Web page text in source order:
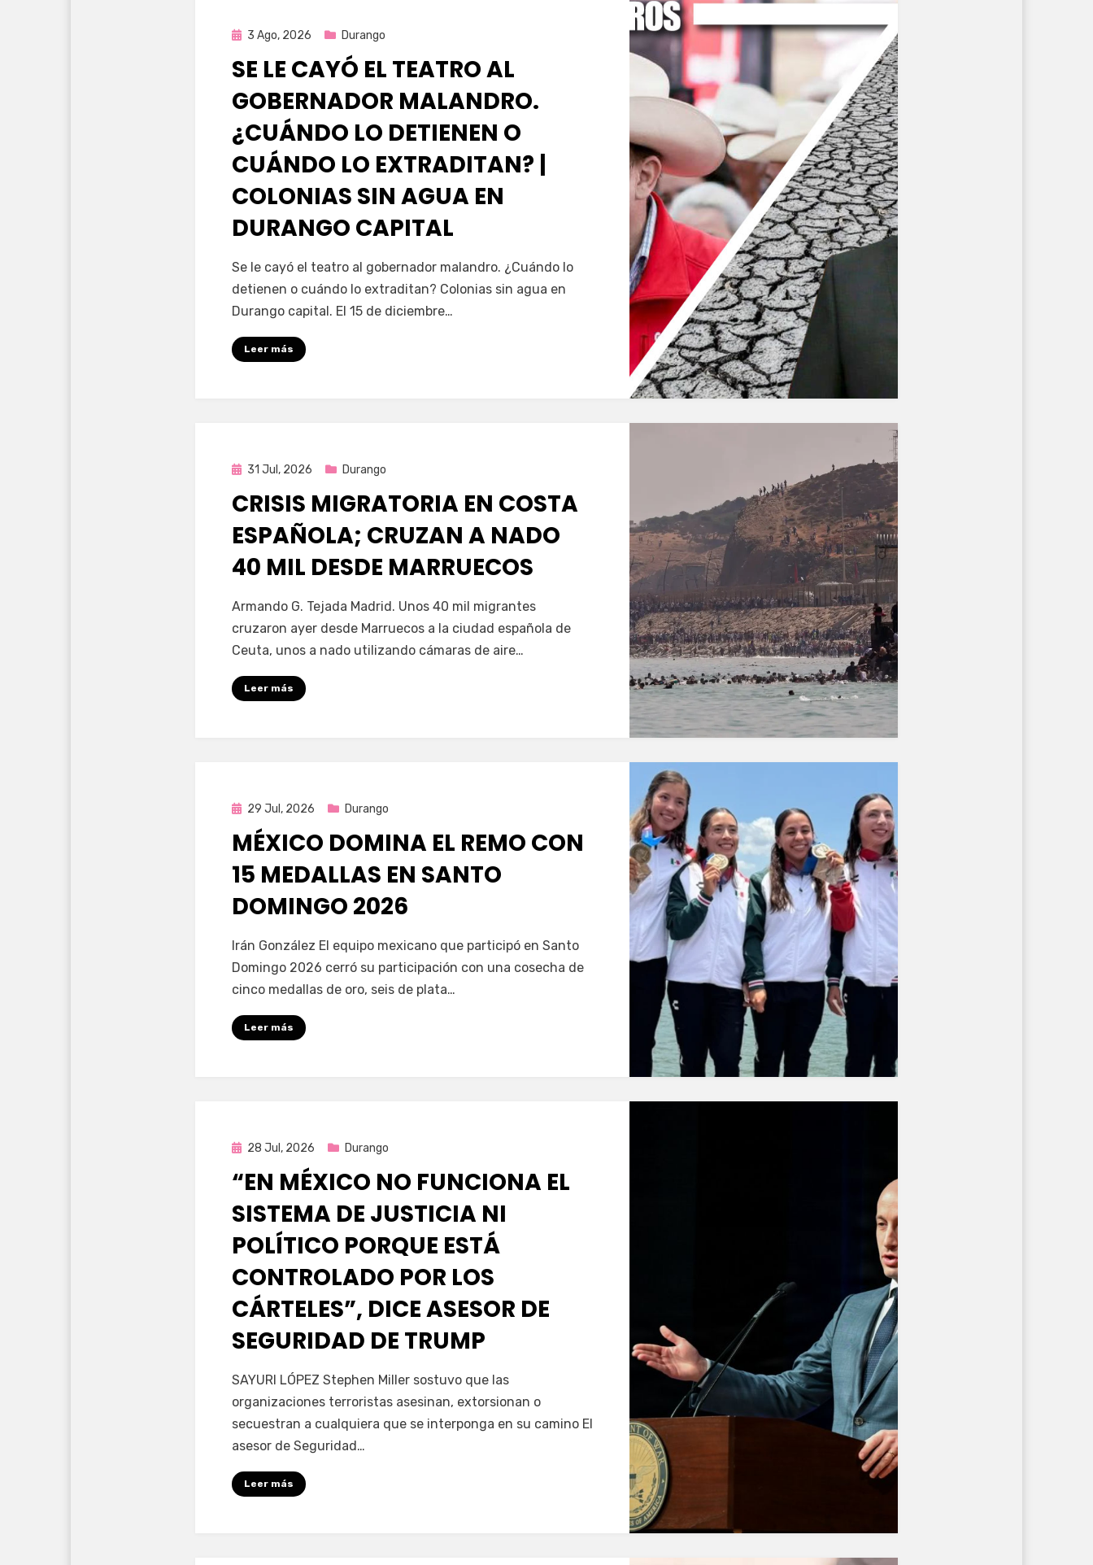
Publicada
3 Ago, 2026 Durango
SE LE CAYÓ EL TEATRO AL
GOBERNADOR MALANDRO.
¿CUÁNDO LO DETIENEN O
CUÁNDO LO EXTRADITAN? |
COLONIAS SIN AGUA EN
DURANGO CAPITAL
porFernando Miranda Servín
Se le cayó el teatro al gobernador malandro. ¿Cuándo lo
detienen o cuándo lo extraditan? Colonias sin agua en
Durango capital. El 15 de diciembre…
Leer más
Publicada
31 Jul, 2026 Durango
CRISIS MIGRATORIA EN COSTA
ESPAÑOLA; CRUZAN A NADO
40 MIL DESDE MARRUECOS
porFernando Miranda Servín
Armando G. Tejada Madrid. Unos 40 mil migrantes
cruzaron ayer desde Marruecos a la ciudad española de
Ceuta, unos a nado utilizando cámaras de aire…
Leer más
Publicada
29 Jul, 2026 Durango
MÉXICO DOMINA EL REMO CON
15 MEDALLAS EN SANTO
DOMINGO 2026
porFernando Miranda Servín
Irán González El equipo mexicano que participó en Santo
Domingo 2026 cerró su participación con una cosecha de
cinco medallas de oro, seis de plata…
Leer más
Publicada
28 Jul, 2026 Durango
“EN MÉXICO NO FUNCIONA EL
SISTEMA DE JUSTICIA NI
POLÍTICO PORQUE ESTÁ
CONTROLADO POR LOS
CÁRTELES”, DICE ASESOR DE
SEGURIDAD DE TRUMP
porFernando Miranda Servín
SAYURI LÓPEZ Stephen Miller sostuvo que las
organizaciones terroristas asesinan, extorsionan o
secuestran a cualquiera que se interponga en su camino El
asesor de Seguridad…
Leer más